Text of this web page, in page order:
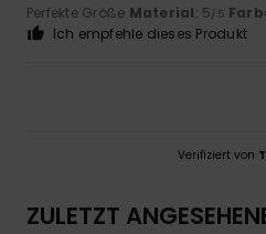
Perfekte Größe Material: 5/5
Ich empfehle dieses Produkt
Verifiziert von
ZULETZT